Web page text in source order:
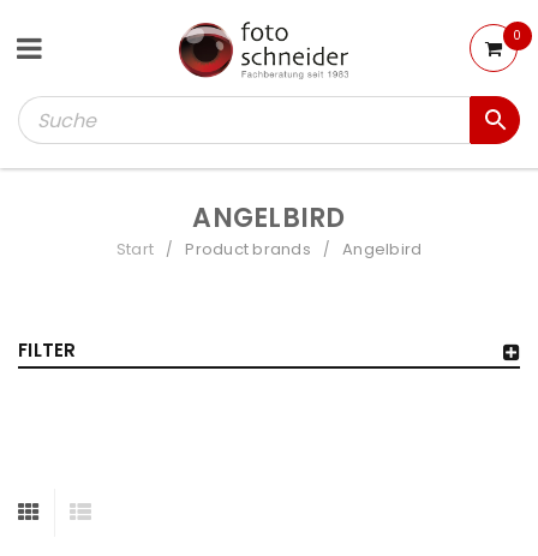
0
ANGELBIRD
Start / Product brands / Angelbird
FILTER